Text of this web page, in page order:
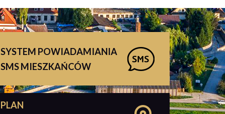
SYSTEM POWIADAMIANIA
SMS MIESZKAŃCÓW
PLAN